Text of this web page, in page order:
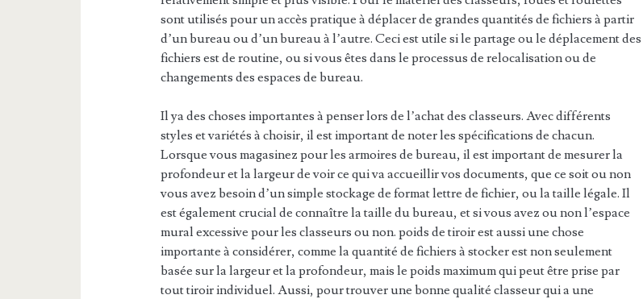
sont utilisés pour un accès pratique à déplacer de grandes quantités de fichiers à partir
d’un bureau ou d’un bureau à l’autre. Ceci est utile si le partage ou le déplacement des
fichiers est de routine, ou si vous êtes dans le processus de relocalisation ou de
changements des espaces de bureau.
Il ya des choses importantes à penser lors de l’achat des classeurs. Avec différents
styles et variétés à choisir, il est important de noter les spécifications de chacun.
Lorsque vous magasinez pour les armoires de bureau, il est important de mesurer la
profondeur et la largeur de voir ce qui va accueillir vos documents, que ce soit ou non
vous avez besoin d’un simple stockage de format lettre de fichier, ou la taille légale. Il
est également crucial de connaître la taille du bureau, et si vous avez ou non l’espace
mural excessive pour les classeurs ou non. poids de tiroir est aussi une chose
importante à considérer, comme la quantité de fichiers à stocker est non seulement
basée sur la largeur et la profondeur, mais le poids maximum qui peut être prise par
tout tiroir individuel. Aussi, pour trouver une bonne qualité classeur qui a une